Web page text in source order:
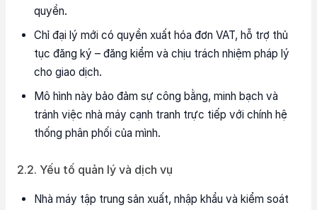
quyền.
Chỉ đại lý mới có quyền xuất hóa đơn VAT, hỗ trợ thủ
tục đăng ký – đăng kiểm và chịu trách nhiệm pháp lý
cho giao dịch.
Mô hình này bảo đảm sự công bằng, minh bạch và
tránh việc nhà máy cạnh tranh trực tiếp với chính hệ
thống phân phối của mình.
2.2. Yếu tố quản lý và dịch vụ
Nhà máy tập trung sản xuất, nhập khẩu và kiểm soát